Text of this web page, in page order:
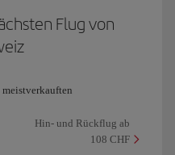
Flug von
meistverkauften
Hin- und Rückflug ab
108 CHF